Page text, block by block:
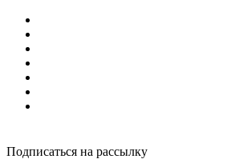
Подписаться на рассылку